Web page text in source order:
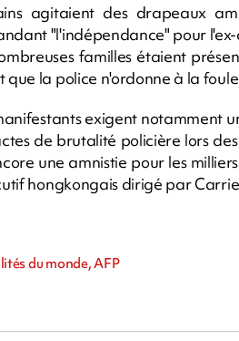
agitaient des drapeaux
"l'indépendance" pour
familles étaient
que la police n'ordonne à la
exigent notamment
de brutalité policière lors
une amnistie pour les
hongkongais dirigé par
du monde, AFP